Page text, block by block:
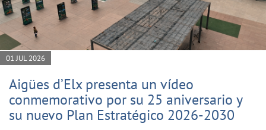
01 JUL 2026
Aigües d’Elx presenta un vídeo
conmemorativo por su 25 aniversario y
su nuevo Plan Estratégico 2026-2030